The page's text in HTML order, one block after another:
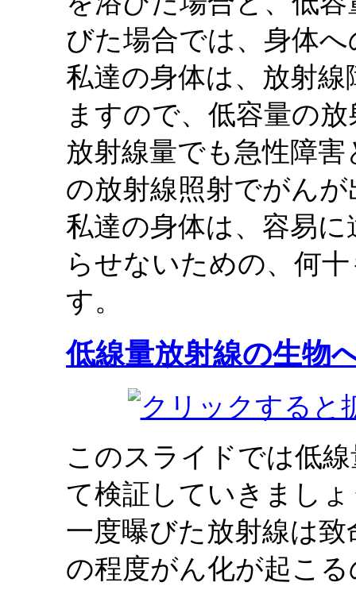
びた場合では、身体
私達の身体は、放射
ますので、低容量の
放射線量でも急性障
の放射線照射でがん
私達の身体は、容易
らせないための、何
す。
低線量放射線の生物
このスライドでは低
て検証していきまし
一度曝びた放射線は
の程度がん化が起こ